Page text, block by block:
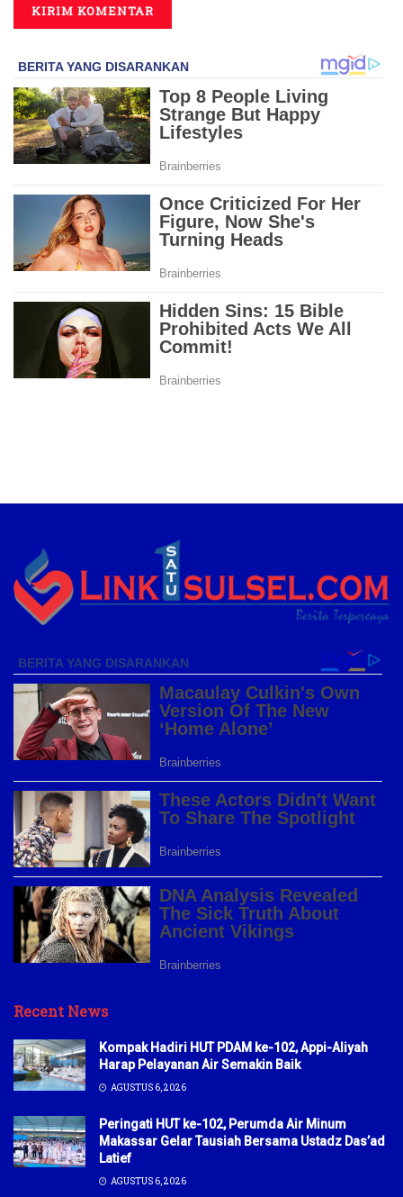
Recent News
Kompak Hadiri HUT PDAM ke-102, Appi-Aliyah
Harap Pelayanan Air Semakin Baik
AGUSTUS 6, 2026
Peringati HUT ke-102, Perumda Air Minum
Makassar Gelar Tausiah Bersama Ustadz Das’ad
Latief
AGUSTUS 6, 2026